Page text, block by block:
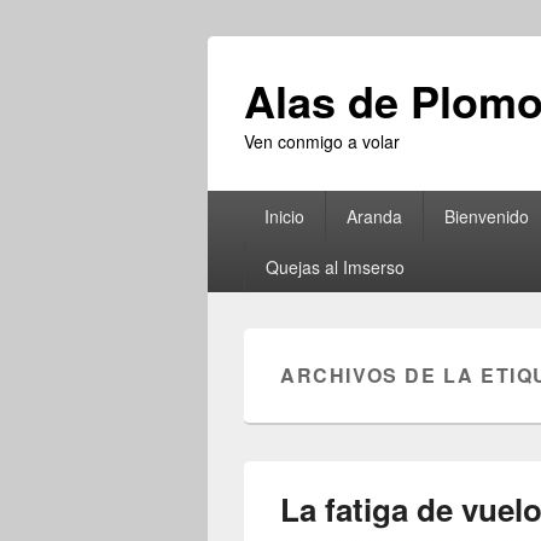
Alas de Plomo
Ven conmigo a volar
principalInicio Aranda Bienvenido
Quejas al Imserso
ARCHIVOS DE LA
La fatiga de vuelo